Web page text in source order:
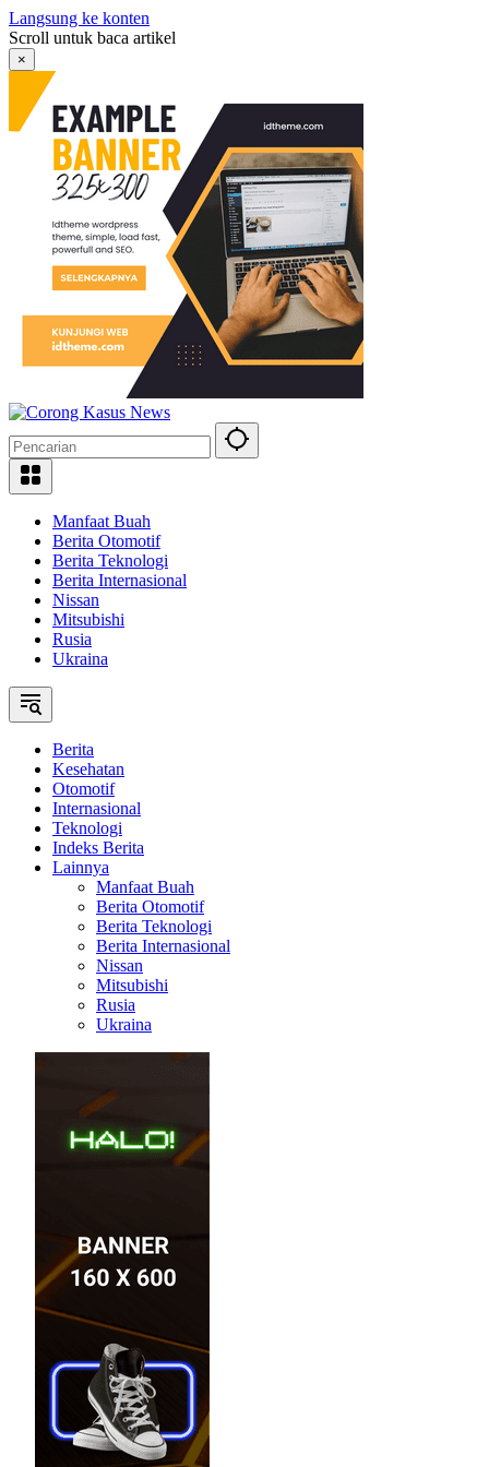
Langsung ke konten
Scroll untuk baca artikel
×
Manfaat Buah
Berita Otomotif
Berita Teknologi
Berita Internasional
Nissan
Mitsubishi
Rusia
Ukraina
Berita
Kesehatan
Otomotif
Internasional
Teknologi
Indeks Berita
Lainnya
Manfaat Buah
Berita Otomotif
Berita Teknologi
Berita Internasional
Nissan
Mitsubishi
Rusia
Ukraina